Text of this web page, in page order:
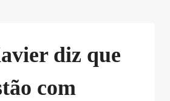
diz que
com